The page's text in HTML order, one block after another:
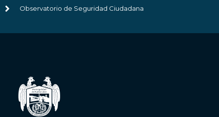
Observatorio de Seguridad Ciudadana